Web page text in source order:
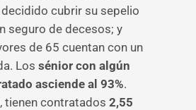
cubrir su sepelio
seguro de decesos; y
de 65 cuentan con un
Los sénior con algún
asciende al 93%.
tienen contratados 2,55